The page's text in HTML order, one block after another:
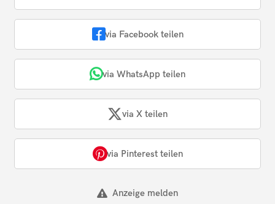
via Facebook teilen
via WhatsApp teilen
via X teilen
via Pinterest teilen
Anzeige melden